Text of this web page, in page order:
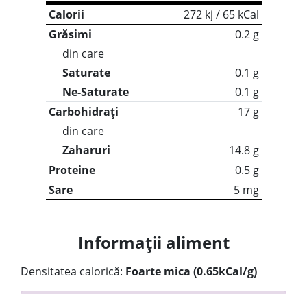
Calorii
272 kj / 65 kCal
Grăsimi
0.2 g
din care
Saturate
0.1 g
Ne-Saturate
0.1 g
Carbohidrați
17 g
din care
Zaharuri
14.8 g
Proteine
0.5 g
Sare
5 mg
Informații aliment
Densitatea calorică: Foarte mica (0.65kCal/g)